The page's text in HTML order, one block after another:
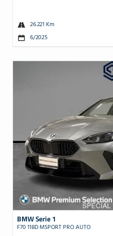
26.221 Km
6/2025
BMW Serie 1
F70 118D MSPORT PRO AUTO